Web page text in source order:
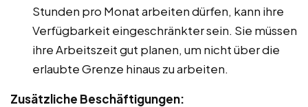
Stunden pro Monat arbeiten dürfen, kann ihre
Verfügbarkeit eingeschränkter sein. Sie müssen
ihre Arbeitszeit gut planen, um nicht über die
erlaubte Grenze hinaus zu arbeiten.
Zusätzliche Beschäftigungen: